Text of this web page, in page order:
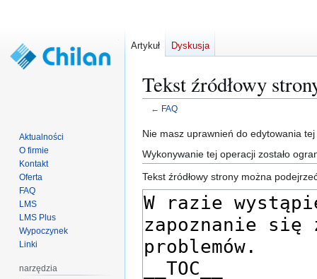
Tekst źródłowy
← FAQ
Przejdź
do
nawigacji
Przejdź
do
wyszukiwania
Nie masz uprawnień do edytowania
Wykonywanie tej operacji zostało
Tekst źródłowy strony można
Artykuł Dyskusja
Aktualności
O firmie
Kontakt
Oferta
FAQ
LMS
LMS Plus
Wypoczynek
Linki
narzędzia